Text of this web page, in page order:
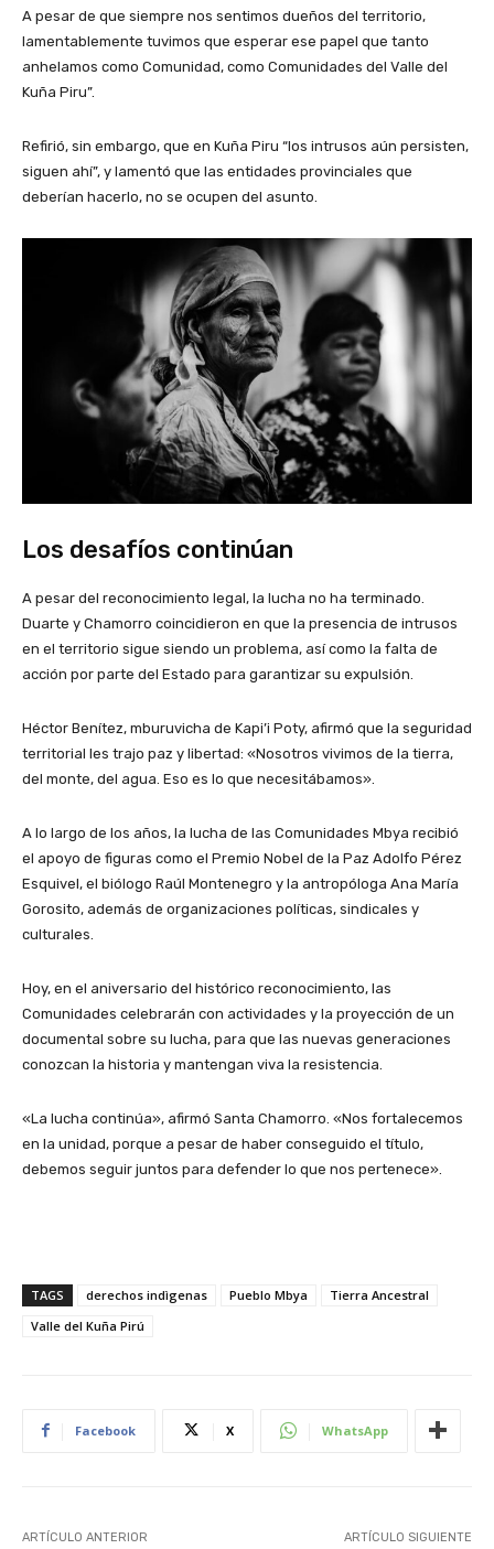
A pesar de que siempre nos sentimos dueños del territorio,
lamentablemente tuvimos que esperar ese papel que tanto
anhelamos como Comunidad, como Comunidades del Valle del
Kuña Piru”.
Refirió, sin embargo, que en Kuña Piru “los intrusos aún persisten,
siguen ahí”, y lamentó que las entidades provinciales que
deberían hacerlo, no se ocupen del asunto.
Los desafíos continúan
A pesar del reconocimiento legal, la lucha no ha terminado.
Duarte y Chamorro coincidieron en que la presencia de intrusos
en el territorio sigue siendo un problema, así como la falta de
acción por parte del Estado para garantizar su expulsión.
Héctor Benítez, mburuvicha de Kapi’i Poty, afirmó que la seguridad
territorial les trajo paz y libertad: «Nosotros vivimos de la tierra,
del monte, del agua. Eso es lo que necesitábamos».
A lo largo de los años, la lucha de las Comunidades Mbya recibió
el apoyo de figuras como el Premio Nobel de la Paz Adolfo Pérez
Esquivel, el biólogo Raúl Montenegro y la antropóloga Ana María
Gorosito, además de organizaciones políticas, sindicales y
culturales.
Hoy, en el aniversario del histórico reconocimiento, las
Comunidades celebrarán con actividades y la proyección de un
documental sobre su lucha, para que las nuevas generaciones
conozcan la historia y mantengan viva la resistencia.
«La lucha continúa», afirmó Santa Chamorro. «Nos fortalecemos
en la unidad, porque a pesar de haber conseguido el título,
debemos seguir juntos para defender lo que nos pertenece».
TAGS derechos indìgenas Pueblo Mbya
Tierra Ancestral
Valle del Kuña Pirú
Facebook X WhatsApp
ARTÍCULO ANTERIOR ARTÍCULO SIGUIENTE